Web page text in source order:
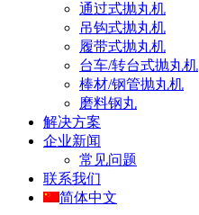
通过式抛丸机
吊钩式抛丸机
履带式抛丸机
台车/转台式抛丸机
棒材/钢管抛丸机
磨料钢丸
解决方案
企业新闻
常见问题
联系我们
简体中文